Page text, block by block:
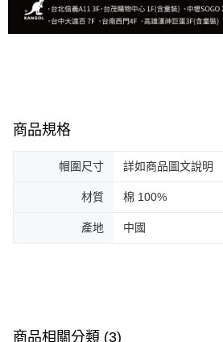
商品規格
帽圍尺寸 詳如商品圖文說明
材質 棉 100%
產地 中國
商品相關分類 (3)